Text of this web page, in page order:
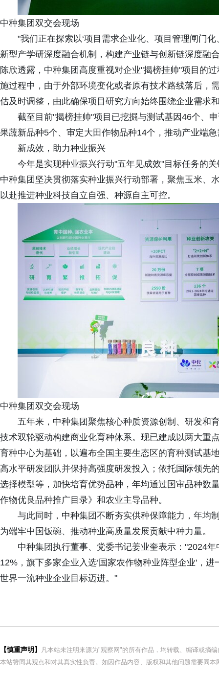
中种集团双交会现场
"我们正在探索以‘项目需求企业化、项目管理闸门
新型产学研深度融合机制，构建产业链与创新链深度融
陈欣透露，中种集团高度重视对企业"揭榜挂帅"项目的
施过程中，由于外部环境变化或者原有技术路线落后，
估及时调整，由此确保项目研究方向始终围绕企业需求
截至目前"揭榜挂帅"项目已挖掘与测试基因46个、
果蔬新品种5个、审定大田作物品种14个，推动产业端
新成效，助力种业振兴
今年是实现种业振兴行动"五年见成效"目标任务的
中种集团坚决贯彻落实种业振兴行动部署，聚焦玉米、
以赴推进种业科技自立自强、种源自主可控。
中种集团双交会现场
五年来，中种集团聚焦核心种质资源创制、研发和
技术双轮驱动构建商业化育种体系。现已建成以两大重
育种中心为基础，以遍布全国主要生态区的育种测试基
高水平研发团队并保持高强度研发投入；依托国际领先
选择模型等，加快培育优势品种，年均通过国审品种数
作物优良品种推广目录》和农业主导品种。
与此同时，中种集团不断夯实供种保障能力，年均
为端牢中国饭碗、推动种业高质量发展贡献中种力量。
中种集团执行董事、党委书记姜业奎表示："2024
12%，旗下多家企业入选‘国家农作物种业阵型企业'，
世界一流种业企业目标迈进。"
【慎重声明】
凡本站未注明来源为"观察网"的所有作品，均转载、编译或摘
本站赞同其观点和对其真实性负责。如因作品内容、版权和其他问题需要同本